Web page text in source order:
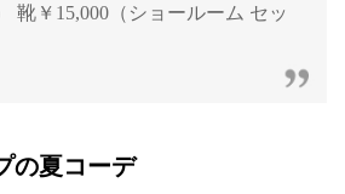
靴￥15,000（ショールーム セッ
の夏コーデ